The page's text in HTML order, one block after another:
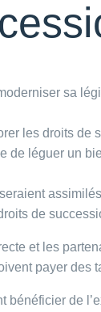
sa
les droits de
de léguer un
de
et les
payer des
bénéficier de